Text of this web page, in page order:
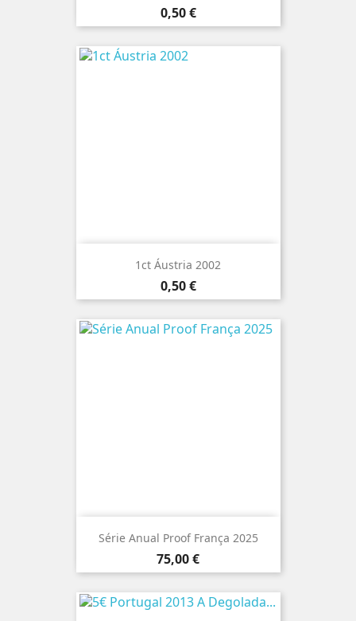
Preço
0,50 €
1ct Áustria 2002
Preço
0,50 €
Série Anual Proof França 2025
Preço
75,00 €